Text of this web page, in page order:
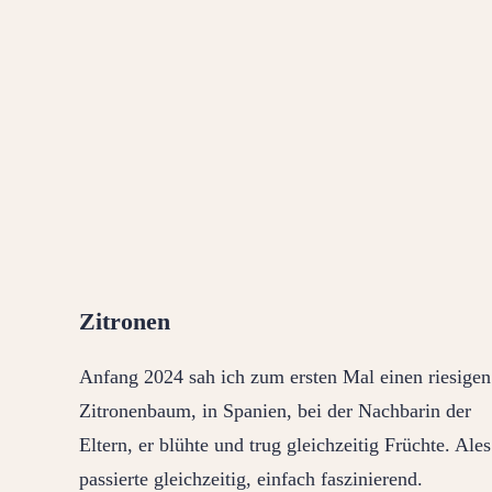
Zitronen
Anfang 2024 sah ich zum ersten Mal einen riesigen
Zitronenbaum, in Spanien, bei der Nachbarin der
Eltern, er blühte und trug gleichzeitig Früchte. Ales
passierte gleichzeitig, einfach faszinierend.